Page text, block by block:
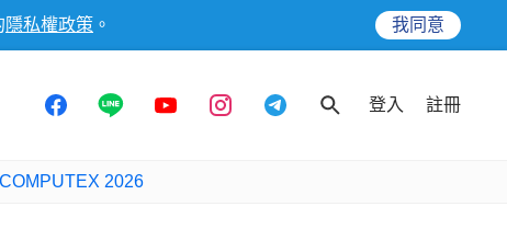
隱私權政策 。 我同意
登入 註冊
COMPUTEX 2026